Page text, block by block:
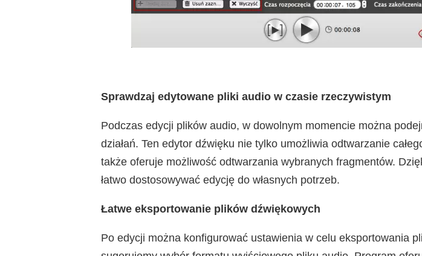
Sprawdzaj edytowane pliki audio w czasie rzeczywistym
Podczas edycji plików audio, w dowolnym momencie można
działań. Ten edytor dźwięku nie tylko umożliwia odtwarzanie
także oferuje możliwość odtwarzania wybranych fragmentów.
łatwo dostosowywać edycję do własnych potrzeb.
Łatwe eksportowanie plików dźwiękowych
Po edycji można konfigurować ustawienia w celu eksportowania